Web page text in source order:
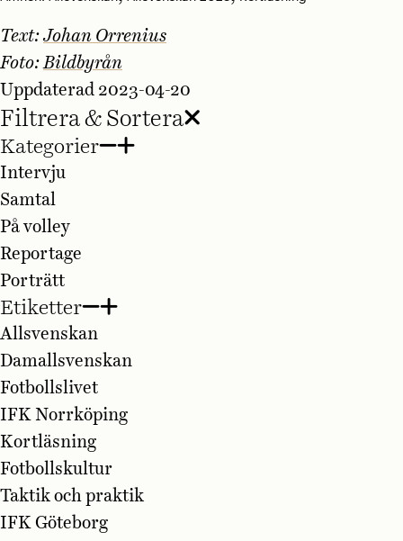
Text: Johan Orrenius
Foto:Bildbyrån
Uppdaterad 2023-04-20
Filtrera & Sortera
Kategorier
Intervju
Samtal
På volley
Reportage
Porträtt
Etiketter
Allsvenskan
Damallsvenskan
Fotbollslivet
IFK Norrköping
Kortläsning
Fotbollskultur
Taktik och praktik
IFK Göteborg